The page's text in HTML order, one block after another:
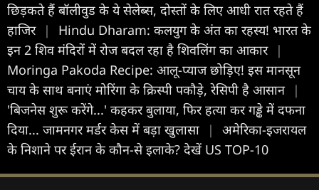
छिड़कते हैं बॉलीवुड के ये सेलेब्स, दोस्तों के लिए आधी रात रहते हैं
हाजिर |
Hindu Dharam: कलयुग के अंत का रहस्य! भारत के
इन 2 शिव मंदिरों में रोज बदल रहा है शिवलिंग का आकार |
Moringa Pakoda Recipe: आलू-प्याज छोड़िए! इस मानसून
चाय के साथ बनाएं मोरिंगा के क्रिस्पी पकौड़े, रेसिपी है आसान |
'बिजनेस शुरू करेंगे...' कहकर बुलाया, फिर हत्या कर गड्ढे में दफना
दिया... जामनगर मर्डर केस में बड़ा खुलासा
|
अमेरिका-इजरायल
के निशाने पर ईरान के कौन-से इलाके? देखें US TOP-10